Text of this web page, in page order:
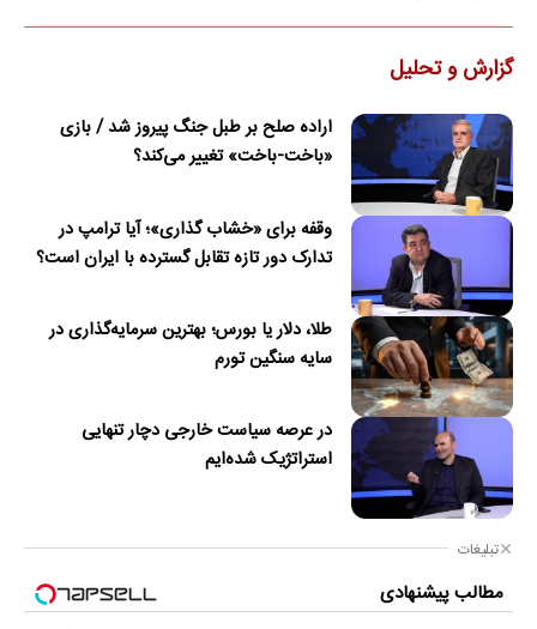
گزارش و تحلیل
اراده صلح بر طبل جنگ پیروز شد / بازی
«باخت-باخت» تغییر می‌کند؟
وقفه برای «خشاب گذاری»؛ آیا ترامپ در
تدارک دور تازه تقابل گسترده با ایران است؟
طلا، دلار یا بورس؛ بهترین سرمایه‌گذاری در
سایه سنگین تورم
در عرصه سیاست خارجی دچار تنهایی
استراتژیک شده‌ایم
تبلیغات
مطالب پیشنهادی